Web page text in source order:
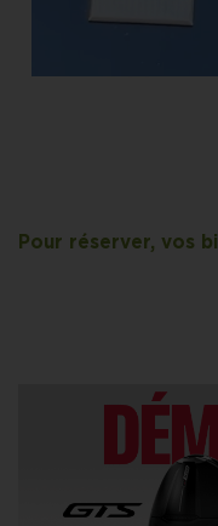
Pour réserver, vos